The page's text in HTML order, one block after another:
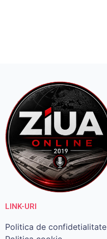
LINK-URI
Politica de confidetialitate